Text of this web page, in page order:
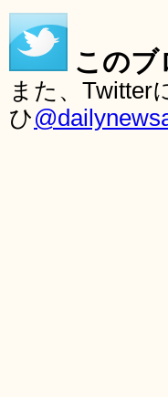
このブ
また、Twitter
ひ